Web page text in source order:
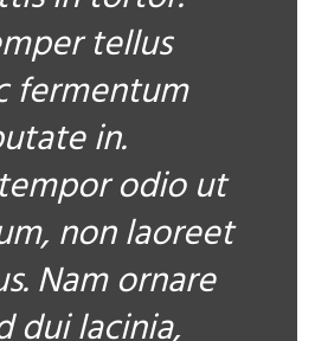
tellus
fermentum
in.
odio ut
non laoreet
Nam ornare
dui lacinia,